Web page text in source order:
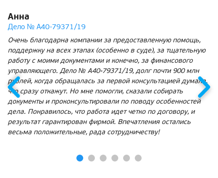
Анна
Дело № А40-79371/19
Очень благодарна компании за предоставленную помощь,
поддержку на всех этапах (особенно в суде), за тщательную
работу с моими документами и конечно, за финансового
управляющего. Дело № А40-79371/19, долг почти 900 млн
рублей, когда обращалась за первой консультацией думала,
что сразу откажут. Но мне помогли, сказали собирать
документы и проконсультировали по поводу особенностей
дела. Понравилось, что работа идет четко по договору, и
результат гарантирован фирмой. Впечатления остались
весьма положительные, рада сотрудничеству!